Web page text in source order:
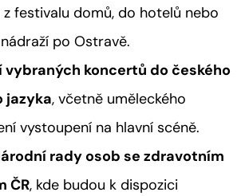
festivalu domů, do hotelů nebo
po Ostravě.
vybraných koncertů do českého
jazyka, včetně uměleckého
vystoupení na hlavní scéně.
rady osob se zdravotním
ČR, kde budou k dispozici